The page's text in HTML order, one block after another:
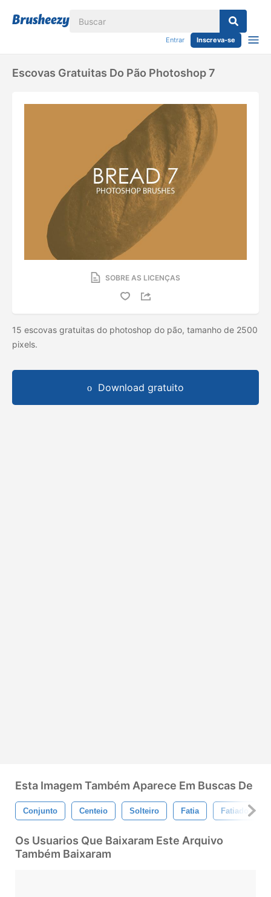
Entrar Inscreva-se
Escovas Gratuitas Do Pão Photoshop 7
SOBRE AS LICENÇAS
15 escovas gratuitas do photoshop do pão, tamanho de 2500
pixels.
Download gratuito
Esta Imagem Também Aparece Em Buscas De
Conjunto Centeio Solteiro Fatia Fatiado
Os Usuarios Que Baixaram Este Arquivo
Também Baixaram